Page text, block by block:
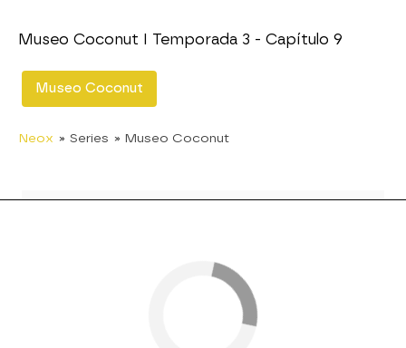
Museo Coconut I Temporada 3 - Capítulo 9
Museo Coconut
Neox » Series » Museo Coconut